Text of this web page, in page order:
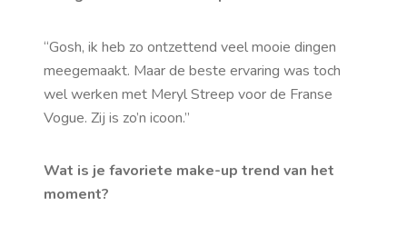
“Gosh, ik heb zo ontzettend veel mooie dingen
meegemaakt. Maar de beste ervaring was toch
wel werken met Meryl Streep voor de Franse
Vogue. Zij is zo’n icoon.”
Wat is je favoriete make-up trend van het
moment?